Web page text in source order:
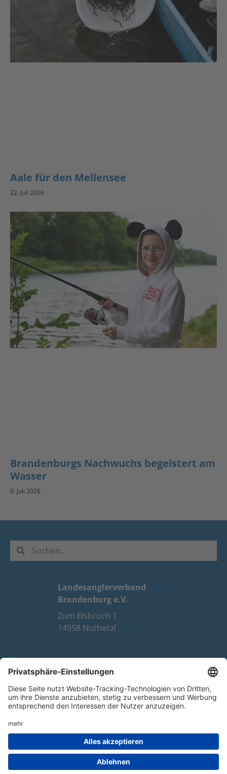
Aale für den Mellensee
22. Juli 2026
Brandenburgs Nachwuchs begeistert am
Wasser
9. Juli 2026
Landesanglerverband
Brandenburg e.V.
Zum Elsbruch 1
14558 Nuthetal
Impressum
Datenschutz
FAQ